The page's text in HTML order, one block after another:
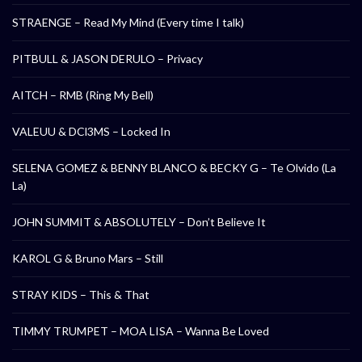
STRAENGE – Read My Mind (Every time I talk)
PITBULL & JASON DERULO – Privacy
AITCH – RMB (Ring My Bell)
VALEUU & DCl3MS – Locked In
SELENA GOMEZ & BENNY BLANCO & BECKY G – Te Olvido (La
La)
JOHN SUMMIT & ABSOLUTELY – Don’t Believe It
KAROL G & Bruno Mars – Still
STRAY KIDS – This & That
TIMMY TRUMPET – MOA LISA – Wanna Be Loved